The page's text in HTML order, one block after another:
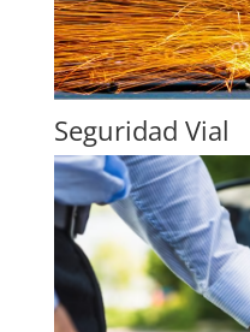
Seguridad Vial